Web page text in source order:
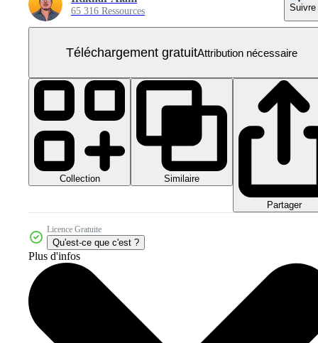
65 316 Ressources Suivre
Téléchargement gratuitAttribution nécessaire
Collection Similaire
Partager
Licence Gratuite
Qu'est-ce que c'est ?
Plus d'infos